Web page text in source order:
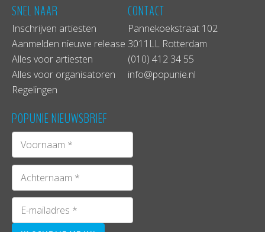
SNEL NAAR
Inschrijven artiesten
Aanmelden nieuwe release
Alles voor artiesten
Alles voor organisatoren
Regelingen
CONTACT
Pannekoekstraat 102
3011LL Rotterdam
(010) 412 34 55
info@popunie.nl
POPUNIE NIEUWSBRIEF